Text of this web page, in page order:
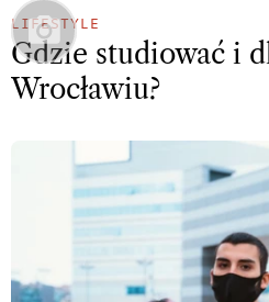
LIFESTYLE
Gdzie studiować i
Wrocławiu?